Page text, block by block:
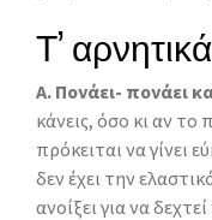
Τ’
Α. Πονάει- πονάει
κάνεις, όσο κι αν το
πρόκειται να γίνει
δεν έχει την
ανοίξει για να